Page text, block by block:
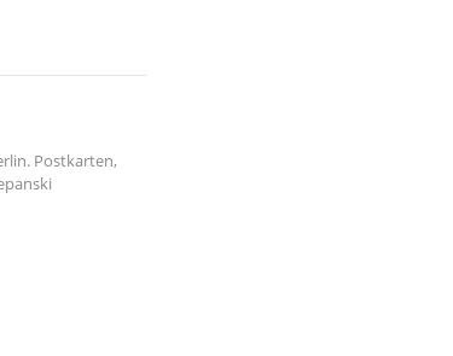
Postkarten,